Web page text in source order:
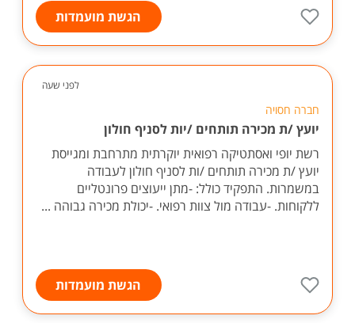
הגשת מועמדות
לפני שעה
חברה חסויה
יועץ /ת מכירה תותחים /יות לסניף חולון
רשת יופי ואסתטיקה רפואית יוקרתית מתרחבת ומגייסת
יועץ /ת מכירה תותחים /ות לסניף חולון לעבודה
במשמרות. התפקיד כולל: -מתן ייעוצים פרונטליים
ללקוחות. -עבודה מול צוות רפואי. -יכולת מכירה גבוהה ...
הגשת מועמדות